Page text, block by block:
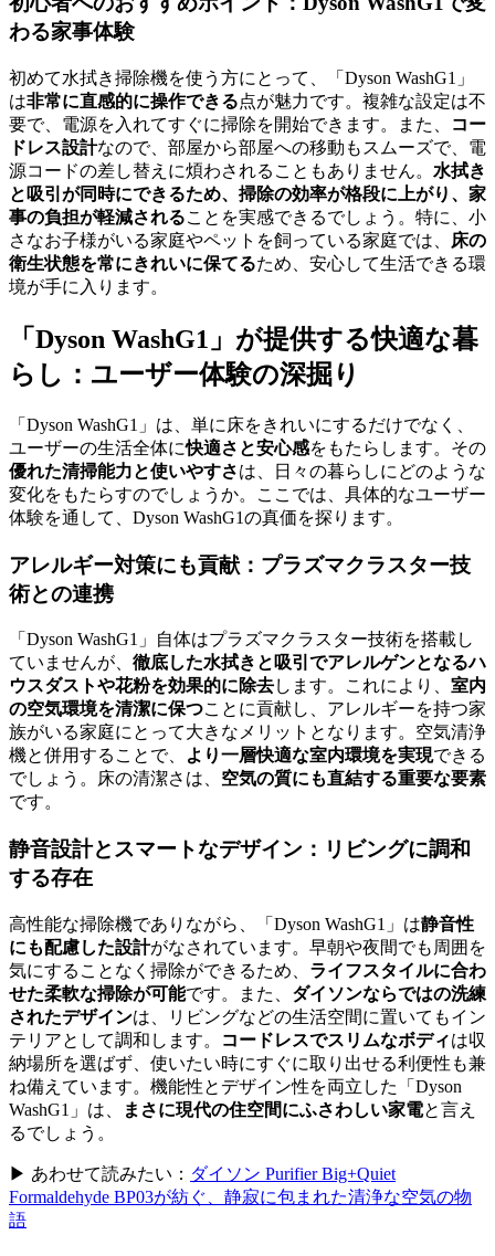
わる家事体験
初めて水拭き掃除機を使う方にとって、「Dyson WashG1」
は非常に直感的に操作できる点が魅力です。複雑な設定は不
要で、電源を入れてすぐに掃除を開始できます。また、
コー
ドレス設計なので、部屋から部屋への移動もスムーズで、電
源コードの差し替えに煩わされることもありません。 水拭き
と吸引が同時にできるため、掃除の効率が格段に上がり、家
事の負担が軽減されることを実感できるでしょう。特に、小
さなお子様がいる家庭やペットを飼っている家庭では、
床の
衛生状態を常にきれいに保てるため、安心して生活できる環
境が手に入ります。
「Dyson WashG1」が提供する快適な暮
らし：ユーザー体験の深掘り
「Dyson WashG1」は、単に床をきれいにするだけでなく、
ユーザーの生活全体に快適さと安心感をもたらします。その
優れた清掃能力と使いやすさは、日々の暮らしにどのような
変化をもたらすのでしょうか。ここでは、具体的なユーザー
体験を通して、Dyson WashG1の真価を探ります。
アレルギー対策にも貢献：プラズマクラスター技
術との連携
「Dyson WashG1」自体はプラズマクラスター技術を搭載し
ていませんが、 徹底した水拭きと吸引でアレルゲンとなるハ
ウスダストや花粉を効果的に除去します。これにより、 室内
の空気環境を清潔に保つことに貢献し、アレルギーを持つ家
族がいる家庭にとって大きなメリットとなります。空気清浄
機と併用することで、
より一層快適な室内環境を実現できる
でしょう。床の清潔さは、 空気の質にも直結する重要な要素
です。
静音設計とスマートなデザイン：リビングに調和
する存在
高性能な掃除機でありながら、「Dyson WashG1」は静音性
にも配慮した設計がなされています。早朝や夜間でも周囲を
気にすることなく掃除ができるため、 ライフスタイルに合わ
せた柔軟な掃除が可能です。また、 ダイソンならではの洗練
されたデザインは、リビングなどの生活空間に置いてもイン
テリアとして調和します。
コードレスでスリムなボディは収
納場所を選ばず、使いたい時にすぐに取り出せる利便性も兼
ね備えています。機能性とデザイン性を両立した「Dyson
WashG1」は、
まさに現代の住空間にふさわしい家電と言え
るでしょう。
▶ あわせて読みたい： ダイソン Purifier Big+Quiet
Formaldehyde BP03が紡ぐ、静寂に包まれた清浄な空気の物
語